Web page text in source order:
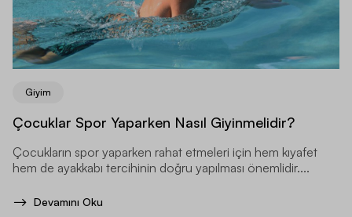
Giyim
Çocuklar Spor Yaparken Nasıl Giyinmelidir?
Çocukların spor yaparken rahat etmeleri için hem kıyafet
hem de ayakkabı tercihinin doğru yapılması önemlidir....
Devamını Oku